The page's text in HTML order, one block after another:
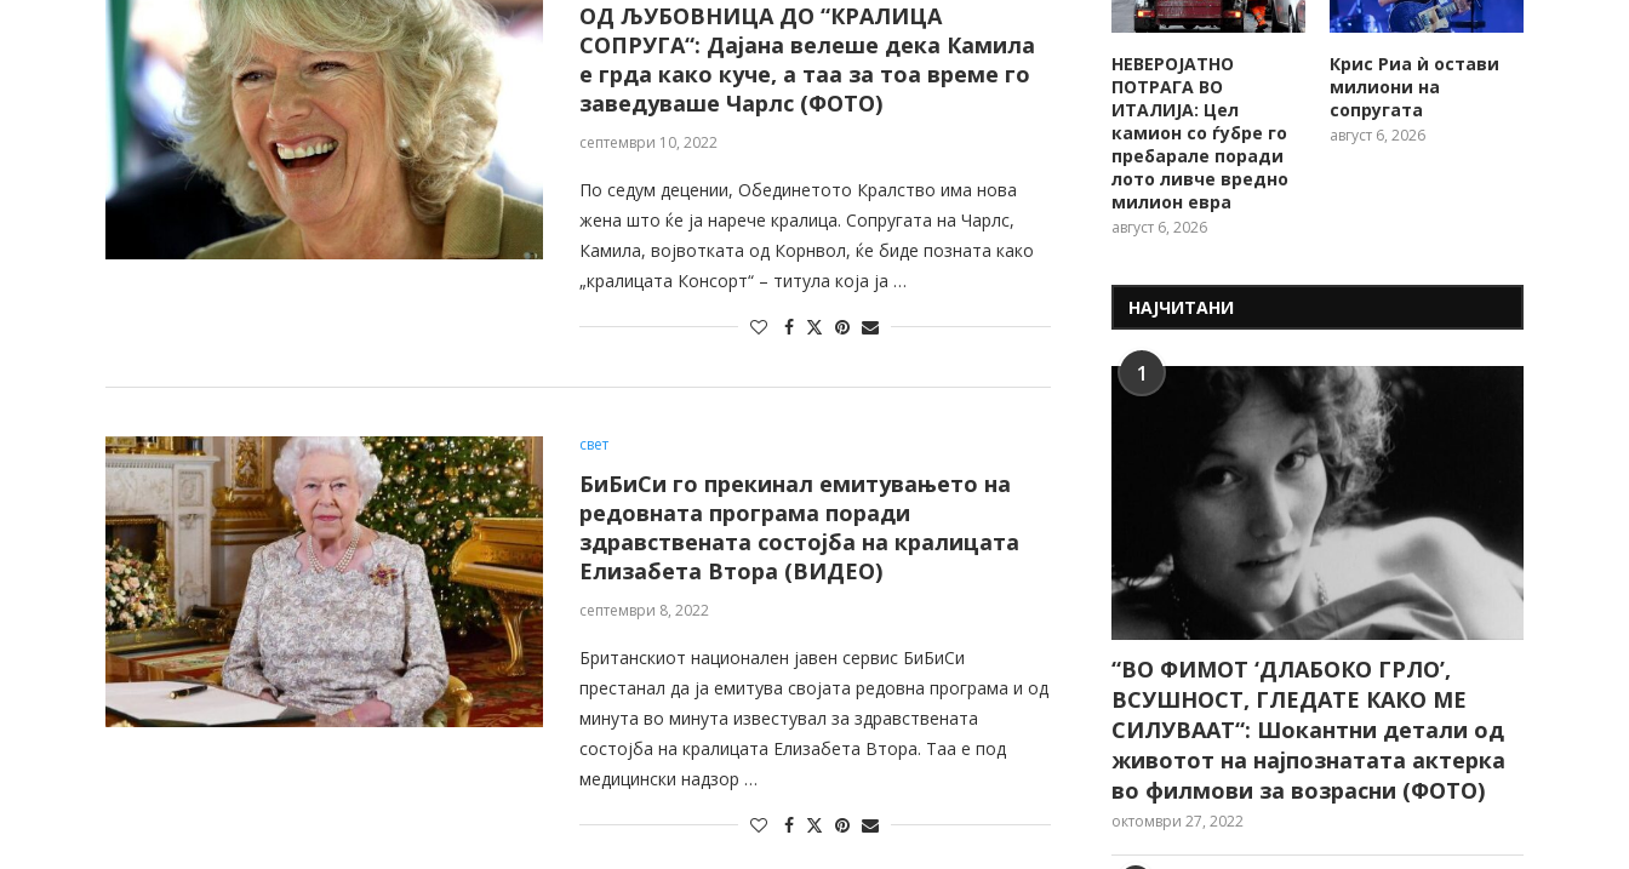
ОД ЉУБОВНИЦА ДО “КРАЛИЦА
СОПРУГА“: Дајана велеше дека Камила
е грда како куче, а таа за тоа време го
заведуваше Чарлс (ФОТО)
септември 10, 2022
По седум децении, Обединетото Кралство има нова
жена што ќе ја нарече кралица. Сопругата на Чарлс,
Камила, војвотката од Корнвол, ќе биде позната како
„кралицата Консорт“ – титула која ја …
свет
БиБиСи го прекинал емитувањето на
редовната програма поради
здравствената состојба на кралицата
Елизабета Втора (ВИДЕО)
септември 8, 2022
Британскиот национален јавен сервис БиБиСи
престанал да ја емитува својата редовна програма и од
минута во минута известувал за здравствената
состојба на кралицата Елизабета Втора. Таа е под
медицински надзор …
НЕВЕРОЈАТНО
ПОТРАГА ВО
ИТАЛИЈА: Цел
камион со ѓубре го
пребарале поради
лото ливче вредно
милион евра
август 6, 2026
Крис Риа ѝ остави
милиони на
сопругата
август 6, 2026
НАЈЧИТАНИ
1
“ВО ФИМОТ ‘ДЛАБОКО ГРЛО’,
ВСУШНОСТ, ГЛЕДАТЕ КАКО МЕ
СИЛУВААТ“: Шокантни детали од
животот на најпознатата актерка
во филмови за возрасни (ФОТО)
октомври 27, 2022